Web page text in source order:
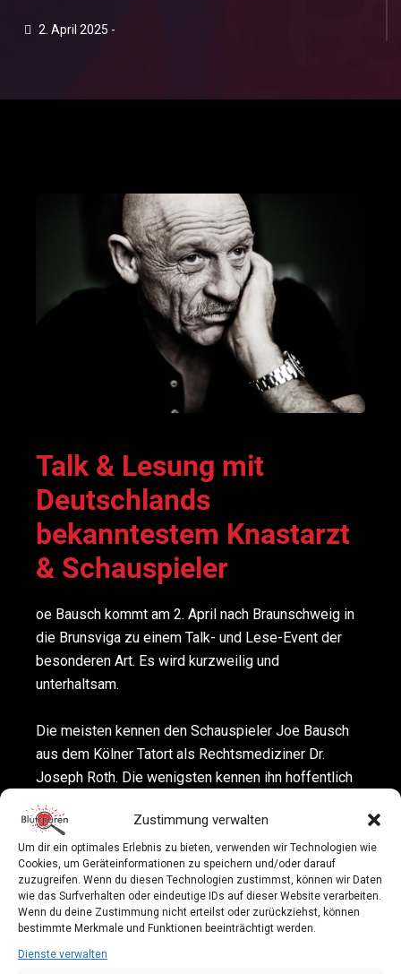
Zustimmung verwalten
Um dir ein optimales Erlebnis zu bieten, verwenden wir Technologien wie
Cookies, um Geräteinformationen zu speichern und/oder darauf
zuzugreifen. Wenn du diesen Technologien zustimmst, können wir Daten
wie das Surfverhalten oder eindeutige IDs auf dieser Website verarbeiten.
Wenn du deine Zustimmung nicht erteilst oder zurückziehst, können
bestimmte Merkmale und Funktionen beeinträchtigt werden.
Dienste verwalten
2. April 2025 -
Talk & Lesung mit
Deutschlands
bekanntestem Knastarzt
& Schauspieler
oe Bausch kommt am 2. April nach Braunschweig in
die Brunsviga zu einem Talk- und Lese-Event der
besonderen Art. Es wird kurzweilig und
unterhaltsam.
Die meisten kennen den Schauspieler Joe Bausch
aus dem Kölner Tatort als Rechtsmediziner Dr.
Joseph Roth. Die wenigsten kennen ihn hoffentlich
aus dem Knast. Denn in Deutschlands größtem
Hochsicherheitsgefängnis in Werl war er über 30
Jahre lang Anstaltsarzt. Sehr unterhaltsame
Erlebnisse aus dieser Zeit präsentiert Joe Bausch
am 02.04.2025 in Braunschweig.
Nicht nur als Schauspieler und Arzt ist Joe Bausch
erfolgreich, auch als Autor. Seine Bücher „Knast”,